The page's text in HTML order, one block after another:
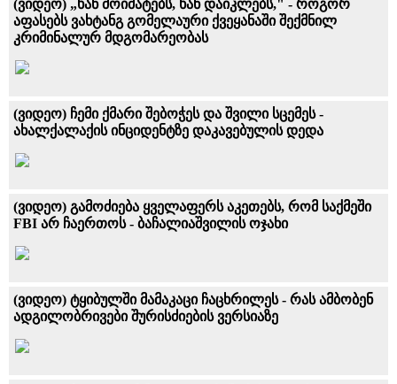
(ვიდეო) „ხან მოიმატებს, ხან დაიკლებს," - როგორ
აფასებს ვახტანგ გომელაური ქვეყანაში შექმნილ
კრიმინალურ მდგომარეობას
(ვიდეო) ჩემი ქმარი შებოჭეს და შვილი სცემეს -
ახალქალაქის ინციდენტზე დაკავებულის დედა
(ვიდეო) გამოძიება ყველაფერს აკეთებს, რომ საქმეში
FBI არ ჩაერთოს - ბაჩალიაშვილის ოჯახი
(ვიდეო) ტყიბულში მამაკაცი ჩაცხრილეს - რას ამბობენ
ადგილობრივები შურისძიების ვერსიაზე